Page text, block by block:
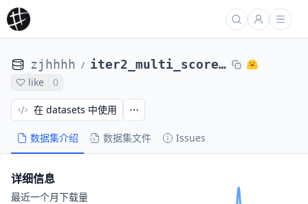
zjhhhh / iter2_multi_scores_adversary_9
like 0
数据集介绍 数据集文件 Issues
在 datasets 中使用
详细信息
最近一个月下载量